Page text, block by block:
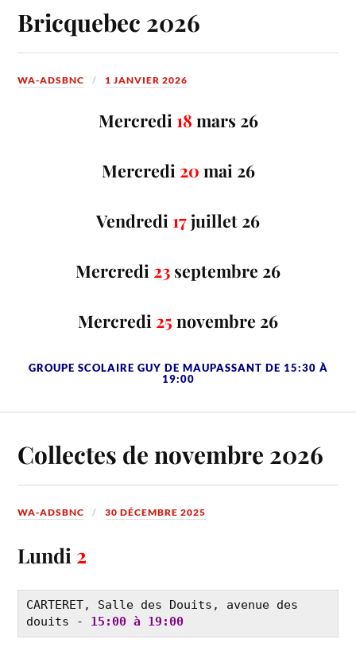
Bricquebec 2026
WA-ADSBNC 1 JANVIER 2026
Mercredi 18 mars 26
Mercredi 20 mai 26
Vendredi 17juillet 26
Mercredi 23 septembre 26
Mercredi 25 novembre 26
GROUPE SCOLAIRE GUY DE MAUPASSANT DE 15:30 À
19:00
Collectes de novembre 2026
WA-ADSBNC 30 DÉCEMBRE 2025
Lundi 2
CARTERET, Salle des Douits, avenue des
douits - 15:00 à 19:00